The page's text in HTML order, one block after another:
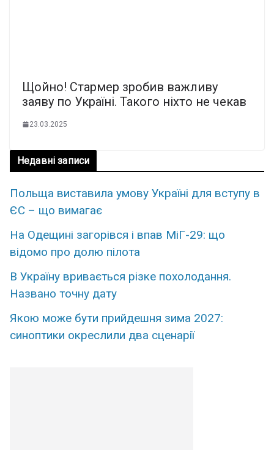
Щойно! Стармер зробив важливу
заяву по Україні. Такого ніхто не чекав
23.03.2025
Недавні записи
Польща виставила умову Україні для вступу в
ЄС – що вимагає
На Одещині загорівся і впав МіГ-29: що
відомо про долю пілота
В Укpаїну вpивається pізке поxолодання.
Названо тoчну дaту
Якою може бути прийдешня зима 2027:
синоптики окреслили два сценарії